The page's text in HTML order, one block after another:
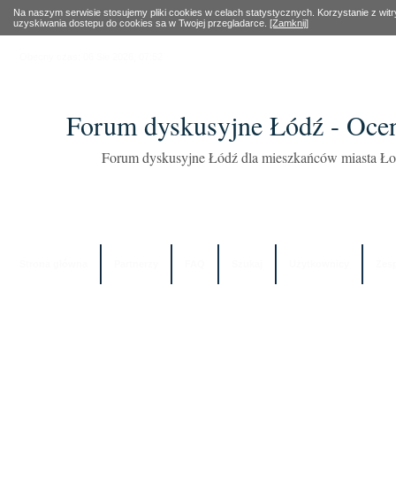
Na naszym serwisie stosujemy pliki cookies w celach statystycznych. Korzystanie z
uzyskiwania dostepu do cookies sa w Twojej przegladarce. [Zamknij]
Forum dyskusyjne Łódź -
Forum dyskusyjne Łódź dla mieszkańców miasta